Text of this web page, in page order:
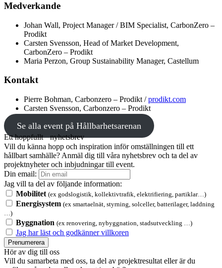
Medverkande
Johan Wall, Project Manager / BIM Specialist, CarbonZero –
Prodikt
Carsten Svensson, Head of Market Development,
CarbonZero – Prodikt
Maria Perzon, Group Sustainability Manager, Castellum
Kontakt
Pierre Bohman, Carbonzero – Prodikt /prodikt.com
Carsten Svensson, Carbonzero – Prodikt
Se alla event på Hållbarhetsarenan
Ett hoppfullt nyhetsbrev
Vill du känna hopp och inspiration inför omställningen till ett
hållbart samhälle? Anmäl dig till våra nyhetsbrev och ta del av
projektnyheter och inbjudningar till event.
Din email:
Jag vill ta del av följande information:
Mobilitet (ex godslogistik, kollektivtrafik, elektrifiering, partiklar…)
Energisystem (ex smartaelnät, styrning, solceller, batterilager, laddning
…)
Byggnation (ex renovering, nybyggnation, stadsutveckling …)
Jag har läst och godkänner villkoren
Prenumerera
Hör av dig till oss
Vill du samarbeta med oss, ta del av projektresultat eller är du